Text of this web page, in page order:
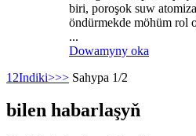
biri, poroşok suw
öndürmekde möhüm rol
...
Dowamyny oka
1 2Indiki>>> Sahypa 1/2
bilen habarlaşyň